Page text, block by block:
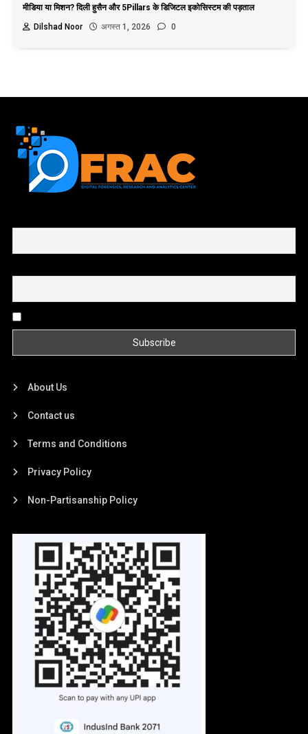
मीडिया या मिशन? दिली हुसैन और 5Pillars के डिजिटल इकोसिस्टम की पड़ताल
Dilshad Noor
अगस्त 1, 2026 0
About Us
Contact us
Terms and Conditions
Privacy Policy
Non-Partisanship Policy